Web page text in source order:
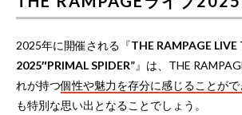
2025年に開催される『THE RAMPAGE LIVE
2025″PRIMAL SPIDER”』は、THE
れが持つ個性や魅力を存分に感じることがで
も特別な思い出となることでしょう。